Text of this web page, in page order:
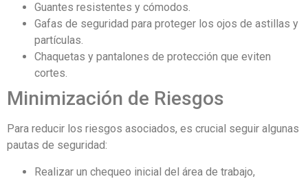
Guantes resistentes y cómodos.
Gafas de seguridad para proteger los ojos de astillas y
partículas.
Chaquetas y pantalones de protección que eviten
cortes.
Minimización de Riesgos
Para reducir los riesgos asociados, es crucial seguir algunas
pautas de seguridad:
Realizar un chequeo inicial del área de trabajo,